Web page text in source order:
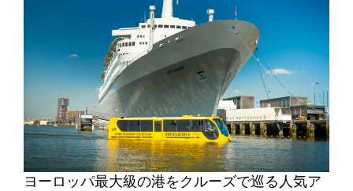
ヨーロッパ最大級の港をクルーズで巡る人気ア